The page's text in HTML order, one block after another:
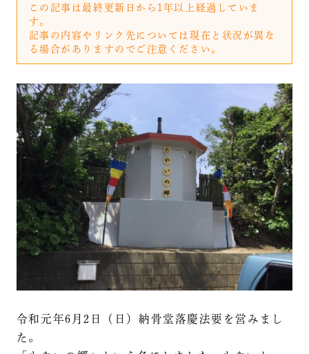
この記事は最終更新日から1年以上経過していま
す。
記事の内容やリンク先については現在と状況が異な
る場合がありますのでご注意ください。
令和元年6月2日（日）納骨堂落慶法要を営みまし
た。